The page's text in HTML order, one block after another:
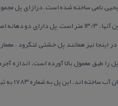
این پل به شماره ۱۷۸۳ به ثبت تاریخی رسیده است.